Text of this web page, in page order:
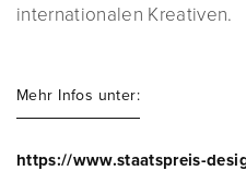
internationalen Kreativen.
Mehr Infos unter:
https://www.staatspreis-